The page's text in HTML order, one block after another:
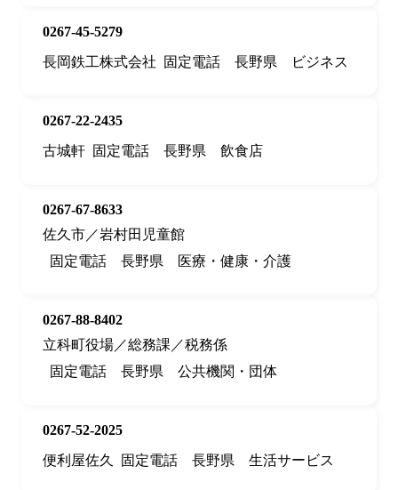
0267-45-5279
長岡鉄工株式会社
固定電話 長野県 ビジネス
0267-22-2435
古城軒 固定電話 長野県 飲食店
0267-67-8633
佐久市／岩村田児童館
固定電話
長野県 医療・健康・介護
0267-88-8402
立科町役場／総務課／税務係
固定電話
長野県 公共機関・団体
0267-52-2025
便利屋佐久
固定電話 長野県 生活サービス